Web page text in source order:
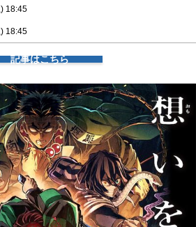
18:45
18:45
記事はこちら